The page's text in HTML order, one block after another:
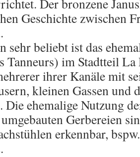
Der bronzene
Geschichte zwischen
sehr beliebt ist das
Tanneurs) im Stadtteil La
ihrer Kanäle mit
kleinen Gassen und
Die ehemalige Nutzung
Gerbereien
erkennbar,